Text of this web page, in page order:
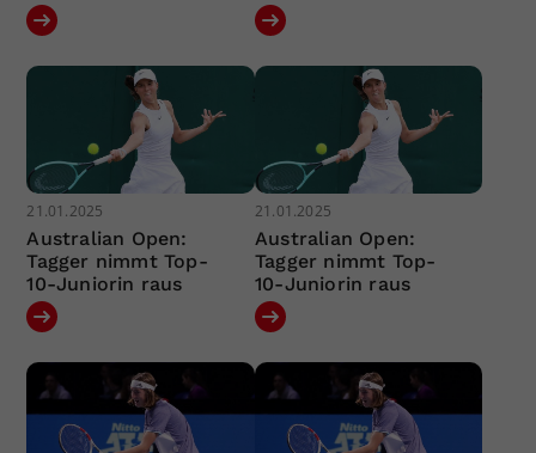
21.01.2025
Australian Open:
Tagger nimmt Top-
10-Juniorin raus
21.01.2025
Australian Open:
Tagger nimmt Top-
10-Juniorin raus